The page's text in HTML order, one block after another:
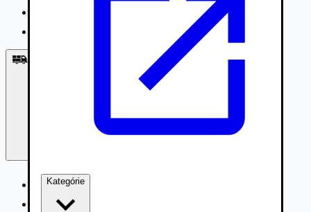
Kategórie
Nákladné vozidlá 3,5 - 7,5t
Nákladné vozidlá nad 7,5t